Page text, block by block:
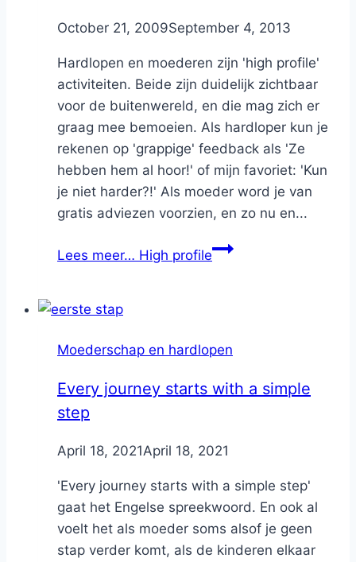
ByNicole
October 21, 2009September 4, 2013
Hardlopen en moederen zijn 'high profile'
activiteiten. Beide zijn duidelijk zichtbaar
voor de buitenwereld, en die mag zich er
graag mee bemoeien. Als hardloper kun je
rekenen op 'grappige' feedback als 'Ze
hebben hem al hoor!' of mijn favoriet: 'Kun
je niet harder?!' Als moeder word je van
gratis adviezen voorzien, en zo nu en...
Lees meer… High profile
Moederschap en hardlopen
Every journey starts with a simple
step
ByNicole
April 18, 2021April 18, 2021
'Every journey starts with a simple step'
gaat het Engelse spreekwoord. En ook al
voelt het als moeder soms alsof je geen
stap verder komt, als de kinderen elkaar